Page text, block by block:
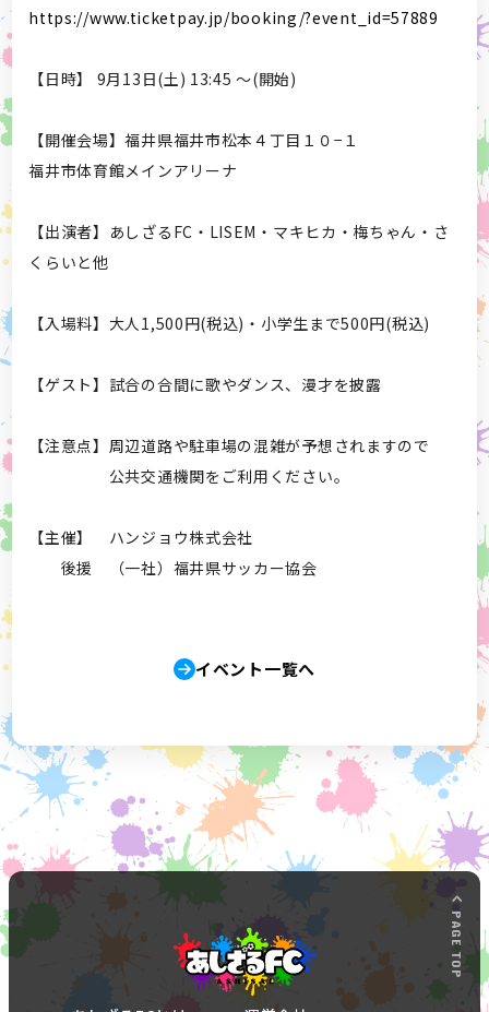
https://www.ticketpay.jp/booking/?event_id=57889
【日時】 9月13日(土) 13:45 ～(開始)
【開催会場】福井県福井市松本４丁目１０−１
福井市体育館メインアリーナ
【出演者】あしざるFC・LISEM・マキヒカ・梅ちゃん・さ
くらいと他
【入場料】大人1,500円(税込)・小学生まで500円(税込)
【ゲスト】試合の合間に歌やダンス、漫才を披露
【注意点】周辺道路や駐車場の混雑が予想されますので
公共交通機関をご利用ください。
【主催】 ハンジョウ株式会社
後援 （一社）福井県サッカー協会
イベント一覧へ
PAGE TOP